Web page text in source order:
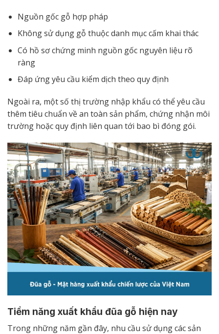
Nguồn gốc gỗ hợp pháp
Không sử dụng gỗ thuộc danh mục cấm khai thác
Có hồ sơ chứng minh nguồn gốc nguyên liệu rõ
ràng
Đáp ứng yêu cầu kiểm dịch theo quy định
Ngoài ra, một số thị trường nhập khẩu có thể yêu cầu
thêm tiêu chuẩn về an toàn sản phẩm, chứng nhận môi
trường hoặc quy định liên quan tới bao bì đóng gói.
Tiềm năng xuất khẩu đũa gỗ hiện nay
Trong những năm gần đây, nhu cầu sử dụng các sản